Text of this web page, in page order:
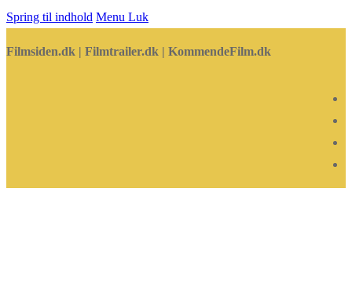
Spring til indhold Menu Luk
Filmsiden.dk | Filmtrailer.dk | KommendeFilm.dk